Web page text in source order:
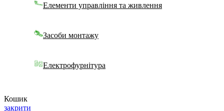
Елементи управління та живлення
Засоби монтажу
Електрофурнітура
Кошик
закрити